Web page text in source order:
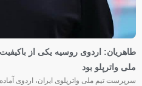
طاهریان: اردوی روسیه یکی از
ملی واترپلو بود
سرپرست تیم ملی واترپلوی ایران، اردوی